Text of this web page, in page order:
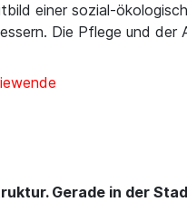
einer sozial-
Die Pflege und
Gerade in der